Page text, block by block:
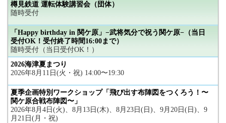
樽見鉄道 運転体験講習会（団体）
随時受付
「Happy birthday in 関ケ原」−武将気分で祝う関ケ原−（当日
受付OK！受付終了時間16:00まで）
随時受付（当日受付OK！）
2026海津夏まつり
2026年8月11日(火・祝) 14:00〜19:30
夏季企画特別ワークショップ「飛び出す布陣図をつくろう！〜
関ケ原合戦布陣図〜」
2026年8月4日(火)、8月13日(木)、8月23日(日)、9月20日(日)、9
月21日(月・祝)